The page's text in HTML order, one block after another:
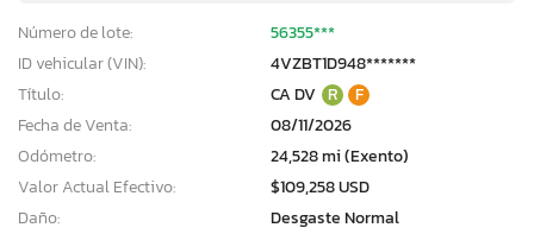
Número de lote:
56355***
ID vehicular (VIN):
4VZBT1D948*******
Título:
CA DV R
F
Fecha de Venta:
08/11/2026
Odómetro:
24,528 mi (Exento)
Valor Actual Efectivo:
$109,258 USD
Daño:
Desgaste Normal